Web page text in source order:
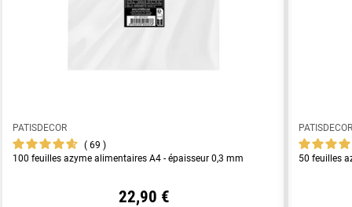
PATISDECOR
69
100 feuilles azyme alimentaires A4 - épaisseur 0,3 mm
22,90 €
50 feuilles